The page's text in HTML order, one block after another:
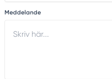
Meddelande